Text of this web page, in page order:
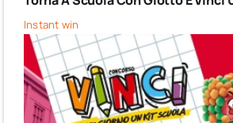
Instant win